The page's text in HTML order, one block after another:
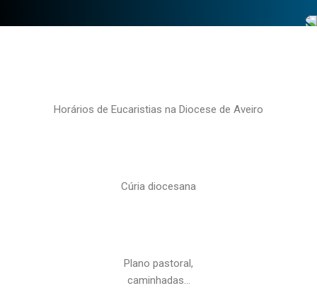
Horários de Eucaristias na Diocese de Aveiro
Cúria diocesana
Plano pastoral,
caminhadas…